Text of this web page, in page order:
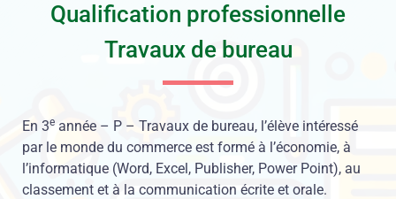
Qualification professionnelle
Travaux de bureau
En 3e année – P – Travaux de bureau, l’élève intéressé
par le monde du commerce est formé à l’économie, à
l’informatique (Word, Excel, Publisher, Power Point), au
classement et à la communication écrite et orale.